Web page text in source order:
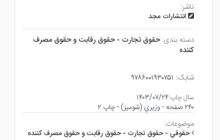
ناشر:
انتشارات مجد
دسته بندی: حقوق تجارت - حقوق رقابت و حقوق مصرف
كننده
شابک: ۹۷۸۶۰۰۱۹۳۰۷۵۱
سال چاپ:۱۴۰۳/۰۷/۲۴
۲۴۰ صفحه - وزيري (شوميز) - چاپ ۲
موضوعات:
حقوقي - حقوق تجارت - حقوق رقابت و حقوق مصرف كننده